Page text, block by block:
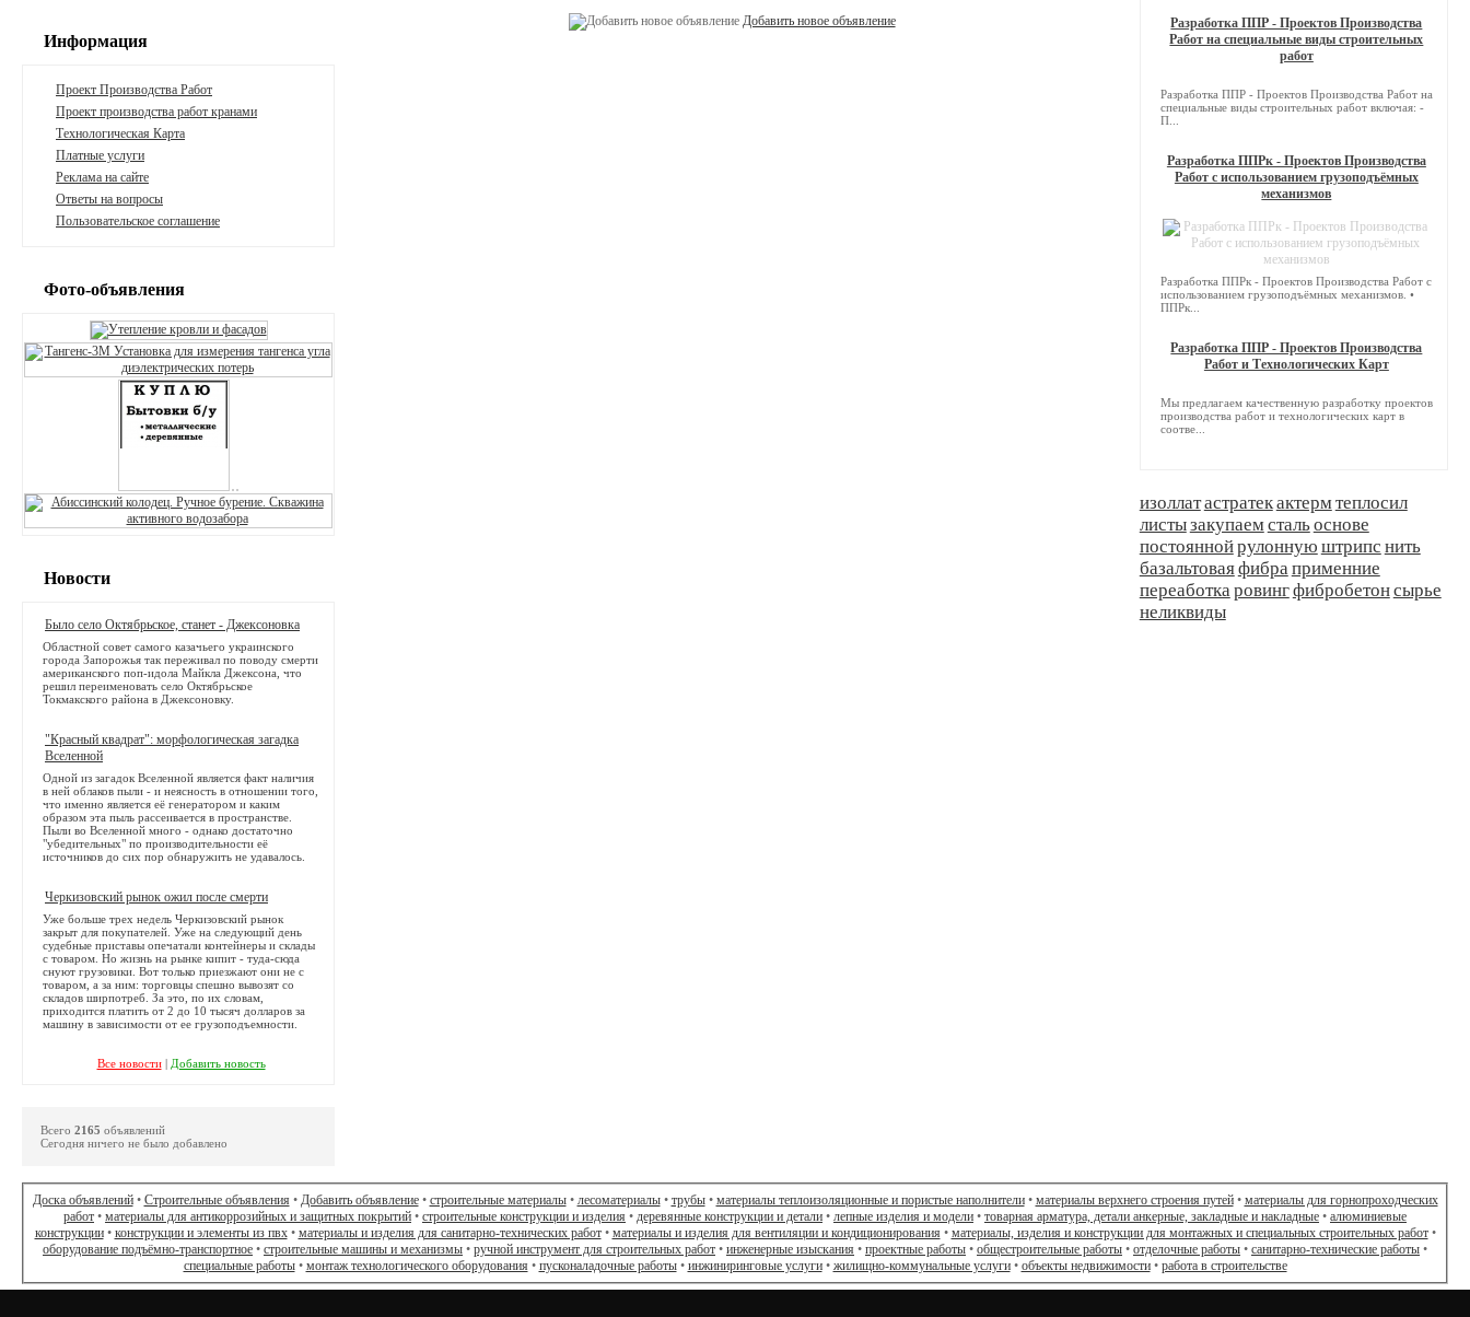
Добавить новое объявление
Информация
Проект Производства Работ
Проект производства работ кранами
Технологическая Карта
Платные услуги
Реклама на сайте
Ответы на вопросы
Пользовательское соглашение
Фото-объявления
Новости
Было село Октябрьское, станет - Джексоновка
Областной совет самого казачьего украинского
города Запорожья так переживал по поводу смерти
американского поп-идола Майкла Джексона, что
решил переименовать село Октябрьское
Токмакского района в Джексоновку.
"Красный квадрат": морфологическая загадка
Вселенной
Одной из загадок Вселенной является факт наличия
в ней облаков пыли - и неясность в отношении того,
что именно является её генератором и каким
образом эта пыль рассеивается в пространстве.
Пыли во Вселенной много - однако достаточно
"убедительных" по производительности её
источников до сих пор обнаружить не удавалось.
Черкизовский рынок ожил после смерти
Уже больше трех недель Черкизовский рынок
закрыт для покупателей. Уже на следующий день
судебные приставы опечатали контейнеры и склады
с товаром. Но жизнь на рынке кипит - туда-сюда
снуют грузовики. Вот только приезжают они не с
товаром, а за ним: торговцы спешно вывозят со
складов ширпотреб. За это, по их словам,
приходится платить от 2 до 10 тысяч долларов за
машину в зависимости от ее грузоподъемности.
Все новости| Добавить новость
Всего 2165 объявлений
Сегодня ничего не было добавлено
Разработка ППР - Проектов Производства
Работ на специальные виды строительных
работ
Разработка ППР - Проектов Производства Работ на
специальные виды строительных работ включая: -
П...
Разработка ППРк - Проектов Производства
Работ с использованием грузоподъёмных
механизмов
Разработка ППРк - Проектов Производства Работ с
использованием грузоподъёмных механизмов. •
ППРк...
Разработка ППР - Проектов Производства
Работ и Технологических Карт
Мы предлагаем качественную разработку проектов
производства работ и технологических карт в
соотве...
изоллатастратекактермтеплосил
листызакупаемстальоснове
постояннойрулонную штрипс нить
базальтоваяфибраприменние
переаботкаровингфибробетонсырье
неликвиды
Доска объявлений• Строительные объявления • Добавить объявление• строительные материалы• лесоматериалы• трубы• материалы теплоизоляционные и пористые наполнители• материалы верхнего строения путей• материалы для горнопроходческих
работ • материалы для антикоррозийных и защитных покрытий • строительные конструкции и изделия • деревянные конструкции и детали • лепные изделия и модели • товарная арматура, детали анкерные, закладные и накладные • алюминиевые
конструкции• конструкции и элементы из пвх• материалы и изделия для санитарно-технических работ• материалы и изделия для вентиляции и кондиционирования • материалы, изделия и конструкции для монтажных и специальных строительных работ•
оборудование подъёмно-транспортное • строительные машины и механизмы • ручной инструмент для строительных работ • инженерные изыскания • проектные работы • общестроительные работы • отделочные работы • санитарно-технические работы •
специальные работы• монтаж технологического оборудования • пусконаладочные работы• инжиниринговые услуги• жилищно-коммунальные услуги• объекты недвижимости• работа в строительстве